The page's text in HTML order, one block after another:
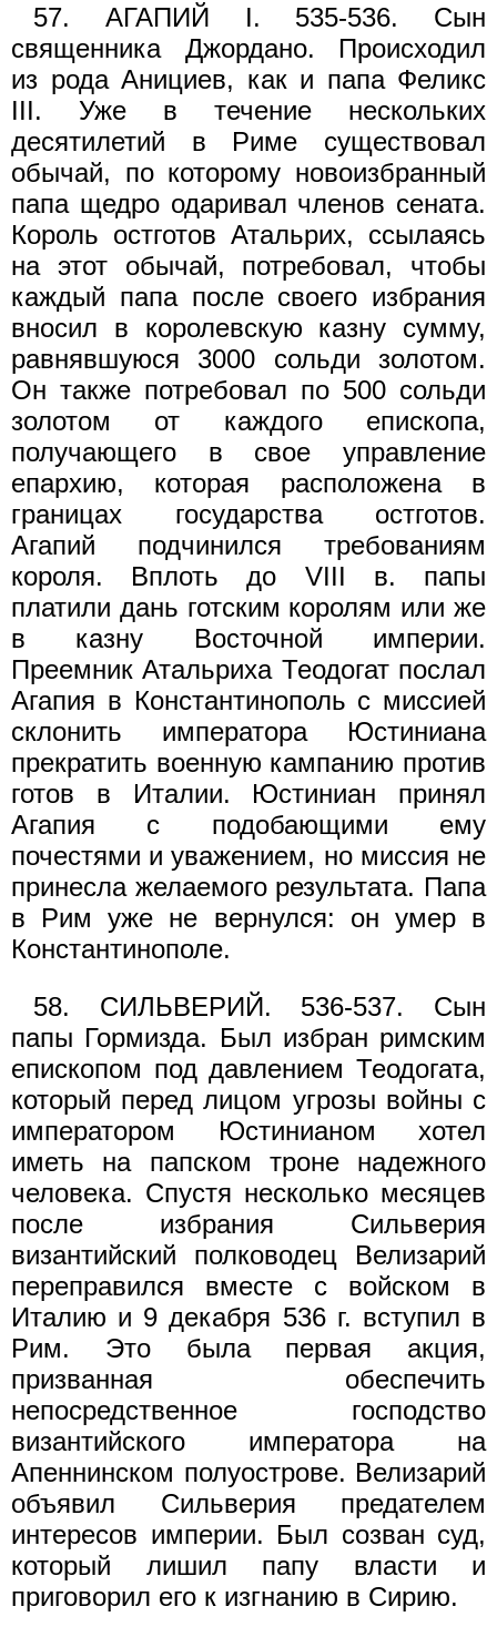
57. АГАПИЙ I. 535-536. Сын
священника Джордано. Происходил
из рода Анициев, как и папа Феликс
III. Уже в течение нескольких
десятилетий в Риме существовал
обычай, по которому новоизбранный
папа щедро одаривал членов сената.
Король остготов Атальрих, ссылаясь
на этот обычай, потребовал, чтобы
каждый папа после своего избрания
вносил в королевскую казну сумму,
равнявшуюся 3000 сольди золотом.
Он также потребовал по 500 сольди
золотом от каждого епископа,
получающего в свое управление
епархию, которая расположена в
границах государства остготов.
Агапий подчинился требованиям
короля. Вплоть до VIII в. папы
платили дань готским королям или же
в казну Восточной империи.
Преемник Атальриха Теодогат послал
Агапия в Константинополь с миссией
склонить императора Юстиниана
прекратить военную кампанию против
готов в Италии. Юстиниан принял
Агапия с подобающими ему
почестями и уважением, но миссия не
принесла желаемого результата. Папа
в Рим уже не вернулся: он умер в
Константинополе.
58. СИЛЬВЕРИЙ. 536-537. Сын
папы Гормизда. Был избран римским
епископом под давлением Теодогата,
который перед лицом угрозы войны с
императором Юстинианом хотел
иметь на папском троне надежного
человека. Спустя несколько месяцев
после избрания Сильверия
византийский полководец Велизарий
переправился вместе с войском в
Италию и 9 декабря 536 г. вступил в
Рим. Это была первая акция,
призванная обеспечить
непосредственное господство
византийского императора на
Апеннинском полуострове. Велизарий
объявил Сильверия предателем
интересов империи. Был созван суд,
который лишил папу власти и
приговорил его к изгнанию в Сирию.